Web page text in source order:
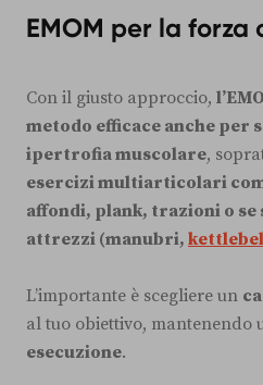
EMOM per la forza
Con il giusto approccio,
metodo efficace anche per
ipertrofia muscolare,
esercizi multiarticolari
affondi, plank, trazioni o
attrezzi (manubri,
L’importante è scegliere un
al tuo obiettivo, mantenendo
esecuzione.